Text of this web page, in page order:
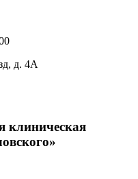
д. 4А
клиническая